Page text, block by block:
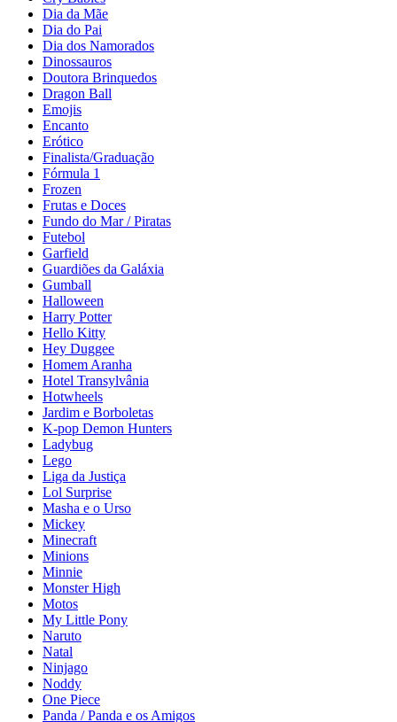
Dia da Mãe
Dia do Pai
Dia dos Namorados
Dinossauros
Doutora Brinquedos
Dragon Ball
Emojis
Encanto
Erótico
Finalista/Graduação
Fórmula 1
Frozen
Frutas e Doces
Fundo do Mar / Piratas
Futebol
Garfield
Guardiões da Galáxia
Gumball
Halloween
Harry Potter
Hello Kitty
Hey Duggee
Homem Aranha
Hotel Transylvânia
Hotwheels
Jardim e Borboletas
K-pop Demon Hunters
Ladybug
Lego
Liga da Justiça
Lol Surprise
Masha e o Urso
Mickey
Minecraft
Minions
Minnie
Monster High
Motos
My Little Pony
Naruto
Natal
Ninjago
Noddy
One Piece
Panda / Panda e os Amigos